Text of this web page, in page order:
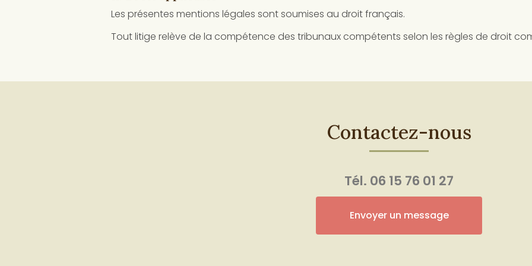
Les présentes mentions légales sont soumises au droit français.
Tout litige relève de la compétence des tribunaux compétents selon les règles de droit
Contactez-nous
Tél. 06 15 76 01 27
Envoyer un message